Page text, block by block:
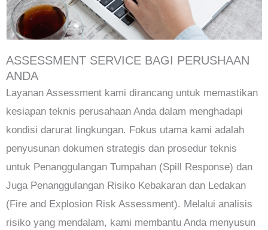
ASSESSMENT SERVICE BAGI PERUSHAAN
ANDA
Layanan Assessment kami dirancang untuk memastikan
kesiapan teknis perusahaan Anda dalam menghadapi
kondisi darurat lingkungan. Fokus utama kami adalah
penyusunan dokumen strategis dan prosedur teknis
untuk Penanggulangan Tumpahan (Spill Response) dan
Juga Penanggulangan Risiko Kebakaran dan Ledakan
(Fire and Explosion Risk Assessment). Melalui analisis
risiko yang mendalam, kami membantu Anda menyusun